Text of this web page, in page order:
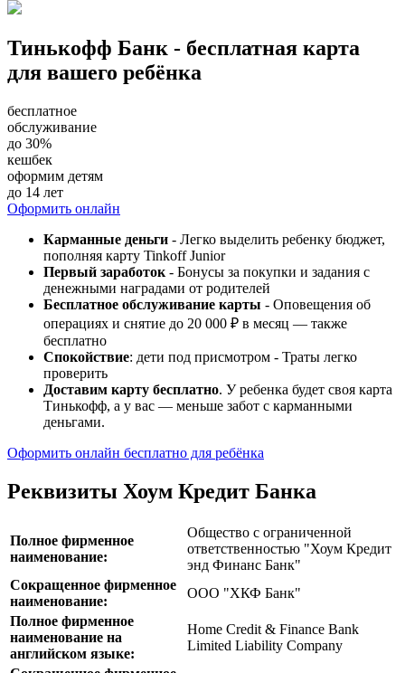
Тинькофф Банк - бесплатная карта
для вашего ребёнка
бесплатное
обслуживание
до 30%
кешбек
оформим детям
до 14 лет
Оформить онлайн
Карманные деньги - Легко выделить ребенку бюджет,
пополняя карту Tinkoff Junior
Первый заработок - Бонусы за покупки и задания с
денежными наградами от родителей
Бесплатное обслуживание карты - Оповещения об
операциях и снятие до 20 000 ₽ в месяц — также
бесплатно
Спокойствие: дети под присмотром - Траты легко
проверить
Доставим карту бесплатно. У ребенка будет своя карта
Тинькофф, а у вас — меньше забот с карманными
деньгами.
Оформить онлайн бесплатно для ребёнка
Реквизиты Хоум Кредит Банка
Полное фирменное
наименование:
Общество с ограниченной
ответственностью "Хоум Кредит
энд Финанс Банк"
Сокращенное фирменное
наименование:
ООО "ХКФ Банк"
Полное фирменное
наименование на
английском языке:
Home Credit & Finance Bank
Limited Liability Company